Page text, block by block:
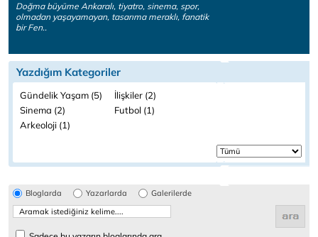
Doğma büyüme Ankaralı, tiyatro, sinema, spor,
olmadan yaşayamayan, tasarıma meraklı, fanatik
bir Fen..
Yazdığım Kategoriler
Gündelik Yaşam (5)
İlişkiler (2)
Sinema (2)
Futbol (1)
Arkeoloji (1)
Bloglarda Yazarlarda Galerilerde